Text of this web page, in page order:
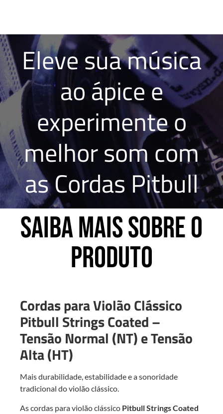
Eleve sua música
ao ápice e
experimente o
melhor som com
as Cordas Pitbull
Saiba mais sobre o
produto
Cordas para Violão Clássico
Pitbull Strings Coated –
Tensão Normal (NT) e Tensão
Alta (HT)
Mais durabilidade, estabilidade e a sonoridade
tradicional do violão clássico.
As cordas para violão clássico Pitbull Strings Coated